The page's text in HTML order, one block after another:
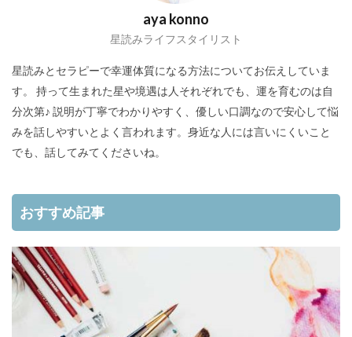
aya konno
星読みライフスタイリスト
星読みとセラピーで幸運体質になる方法についてお伝えしていま
す。 持って生まれた星や境遇は人それぞれでも、運を育むのは自
分次第♪ 説明が丁寧でわかりやすく、優しい口調なので安心して悩
みを話しやすいとよく言われます。身近な人には言いにくいこと
でも、話してみてくださいね。
おすすめ記事